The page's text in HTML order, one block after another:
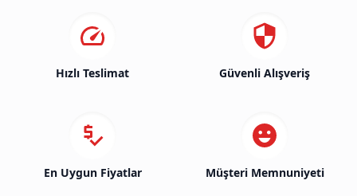
Hızlı Teslimat Güvenli Alışveriş
En Uygun Fiyatlar Müşteri Memnuniyeti